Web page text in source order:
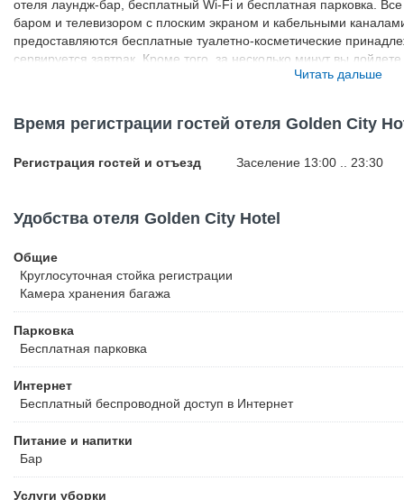
отеля лаундж-бар, бесплатный Wi-Fi и бесплатная парковка.
баром и телевизором с плоским экраном и кабельными
предоставляются бесплатные туалетно-косметические
сервируется завтрак. Кроме того, за несколько минут вы
ресторанов. Расстояние до знаменитого района Блоку с
вокзала - 1 км, а до главного автобусного вокзала - 900
Читать дальше
Время регистрации гостей отеля Golden City
Регистрация гостей и отъезд Заселение 13:00 .. 23:30
Удобства отеля Golden City Hotel
Общие
Круглосуточная стойка регистрации
Камера хранения багажа
Парковка
Бесплатная парковка
Интернет
Бесплатный беспроводной доступ в Интернет
Питание и напитки
Бар
Услуги уборки